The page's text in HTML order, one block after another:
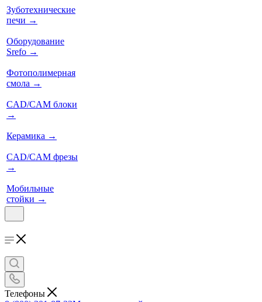
Зуботехнические
печи →
Оборудование
Srefo →
Фотополимерная
смола →
CAD/CAM блоки
→
Керамика →
CAD/CAM фрезы
→
Мобильные
стойки →
Телефоны